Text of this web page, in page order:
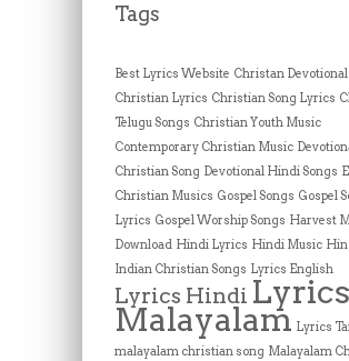
Tags
Best Lyrics Website Christan
Christian Lyrics Christian Song Lyrics
Telugu Songs Christian Youth Music
Contemporary Christian Music
Christian Song Devotional Hindi Songs
Christian Musics Gospel Songs Gospel
Lyrics Gospel Worship Songs Harvest
Download Hindi Lyrics Hindi Music
Indian Christian Songs Lyrics English
Lyrics Hindi Lyrics
Malayalam Lyrics
malayalam christian song Malayalam